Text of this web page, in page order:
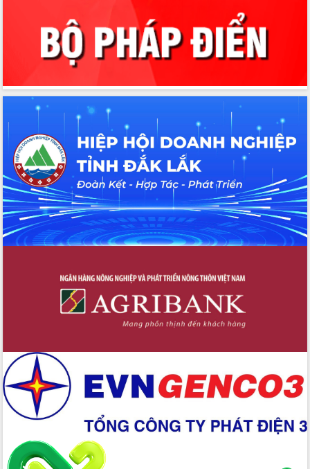
Quyết liệt cải cách hành chính, khơi
thông nguồn lực phát triển
Nâng cao hiệu lực, hiệu quả HĐND
tỉnh thông qua hiện đại hóa hành chính
Xã Ea Phê gắn cải cách hành chính với
Phó Chủ tịch Thường trực UBND tỉnh
Hồ Thị Nguyên Thảo làm việc tại Trung
tâm Phục vụ hành chính công xã Ea
Phê
Xây dựng nền hành chính số đồng
hành cùng nông dân dân, doanh nghiệp
Giai đoạn 2026-2030, Đắk Lắk phấn
đấu có 77% xã đạt chuẩn nông thôn
mới
Chuyển đổi số 'mở đường' cho nông
nghiệp Đắk Lắk tăng trưởng bứt phá
địa chính, hoàn thiện cơ sở dữ liệu đất
Ứng dụng sinh trắc học - Bước tiến
trong hành trình chuyển đổi số tại Đắk
Đắk Lắk nâng cao hiệu quả công tác
Đảng từ Sổ tay đảng viên điện tử
Đắk Lắk đẩy mạnh nuôi biển công
nghệ, hướng tới phát triển thủy sản
bền vững
Tập huấn nâng cao năng lực triển khai
chuyển đổi số cho cán bộ, công chức
cấp xã